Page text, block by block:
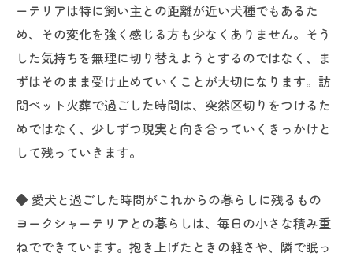
ーテリアは特に飼い主との距離が近い犬種でもあるた
め、その変化を強く感じる方も少なくありません。そう
した気持ちを無理に切り替えようとするのではなく、ま
ずはそのまま受け止めていくことが大切になります。訪
問ペット火葬で過ごした時間は、突然区切りをつけるた
めではなく、少しずつ現実と向き合っていくきっかけと
して残っていきます。
◆ 愛犬と過ごした時間がこれからの暮らしに残るもの
ヨークシャーテリアとの暮らしは、毎日の小さな積み重
ねでできています。抱き上げたときの軽さや、隣で眠っ